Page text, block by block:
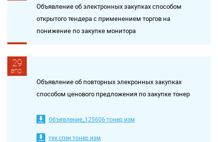
Объявление об электронных закупках способом
открытого тендера с применением торгов на
понижение по закупке монитора
29
апр.
Объявление об повторных элекронных закупках
способом ценового предложения по закупке тонер
Объявление_125606 тонер изм
тех спек тонер изм